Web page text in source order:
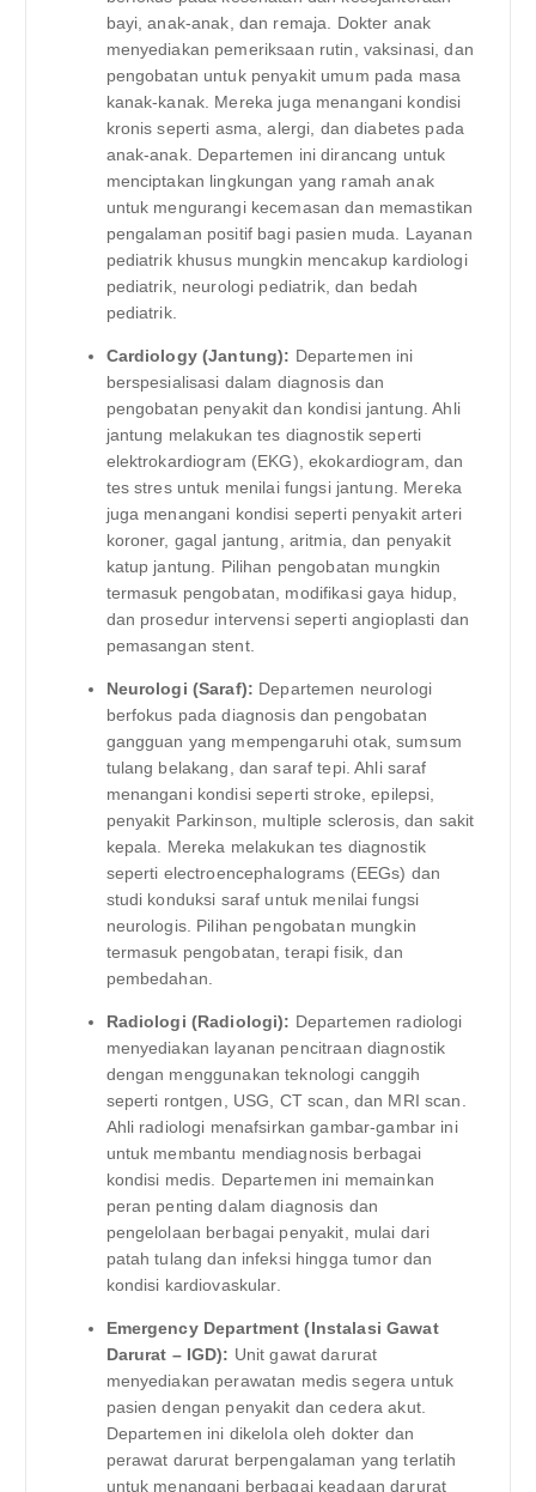
bayi, anak-anak, dan remaja. Dokter anak
menyediakan pemeriksaan rutin, vaksinasi, dan
pengobatan untuk penyakit umum pada masa
kanak-kanak. Mereka juga menangani kondisi
kronis seperti asma, alergi, dan diabetes pada
anak-anak. Departemen ini dirancang untuk
menciptakan lingkungan yang ramah anak
untuk mengurangi kecemasan dan memastikan
pengalaman positif bagi pasien muda. Layanan
pediatrik khusus mungkin mencakup kardiologi
pediatrik, neurologi pediatrik, dan bedah
pediatrik.
Cardiology (Jantung): Departemen ini
berspesialisasi dalam diagnosis dan
pengobatan penyakit dan kondisi jantung. Ahli
jantung melakukan tes diagnostik seperti
elektrokardiogram (EKG), ekokardiogram, dan
tes stres untuk menilai fungsi jantung. Mereka
juga menangani kondisi seperti penyakit arteri
koroner, gagal jantung, aritmia, dan penyakit
katup jantung. Pilihan pengobatan mungkin
termasuk pengobatan, modifikasi gaya hidup,
dan prosedur intervensi seperti angioplasti dan
pemasangan stent.
Neurologi (Saraf): Departemen neurologi
berfokus pada diagnosis dan pengobatan
gangguan yang mempengaruhi otak, sumsum
tulang belakang, dan saraf tepi. Ahli saraf
menangani kondisi seperti stroke, epilepsi,
penyakit Parkinson, multiple sclerosis, dan sakit
kepala. Mereka melakukan tes diagnostik
seperti electroencephalograms (EEGs) dan
studi konduksi saraf untuk menilai fungsi
neurologis. Pilihan pengobatan mungkin
termasuk pengobatan, terapi fisik, dan
pembedahan.
Radiologi (Radiologi): Departemen radiologi
menyediakan layanan pencitraan diagnostik
dengan menggunakan teknologi canggih
seperti rontgen, USG, CT scan, dan MRI scan.
Ahli radiologi menafsirkan gambar-gambar ini
untuk membantu mendiagnosis berbagai
kondisi medis. Departemen ini memainkan
peran penting dalam diagnosis dan
pengelolaan berbagai penyakit, mulai dari
patah tulang dan infeksi hingga tumor dan
kondisi kardiovaskular.
Emergency Department (Instalasi Gawat
Darurat – IGD): Unit gawat darurat
menyediakan perawatan medis segera untuk
pasien dengan penyakit dan cedera akut.
Departemen ini dikelola oleh dokter dan
perawat darurat berpengalaman yang terlatih
untuk menangani berbagai keadaan darurat